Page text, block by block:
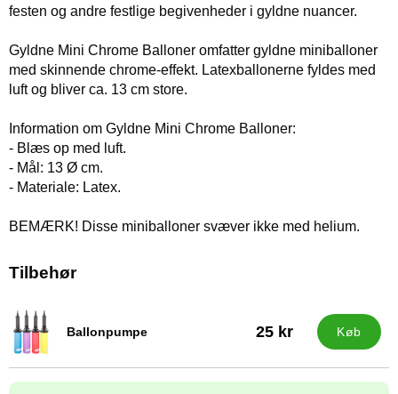
festen og andre festlige begivenheder i gyldne nuancer.
Gyldne Mini Chrome Balloner omfatter gyldne miniballoner
med skinnende chrome-effekt. Latexballonerne fyldes med
luft og bliver ca. 13 cm store.
Information om Gyldne Mini Chrome Balloner:
- Blæs op med luft.
- Mål: 13 Ø cm.
- Materiale: Latex.
BEMÆRK! Disse miniballoner svæver ikke med helium.
Tilbehør
Ballonpumpe
Varenr 9838 25 kr Køb